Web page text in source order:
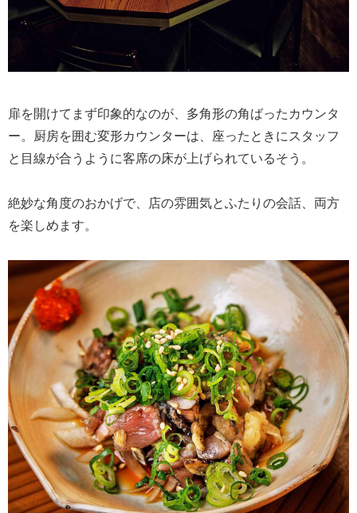
扉を開けてまず印象的なのが、多角形の角ばったカウンタ
ー。厨房を囲む変形カウンターは、座ったときにスタッフ
と目線が合うように客席の床が上げられているそう。
絶妙な角度のおかげで、店の雰囲気とふたりの会話、両方
を楽しめます。